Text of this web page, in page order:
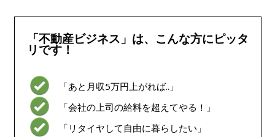
「不動産ビジネス」は、 こんな方にピッタ
リです！
「あと月収5万円上がれば..」
「会社の上司の給料を超えてやる！」
「リタイヤして自由に暮らしたい」